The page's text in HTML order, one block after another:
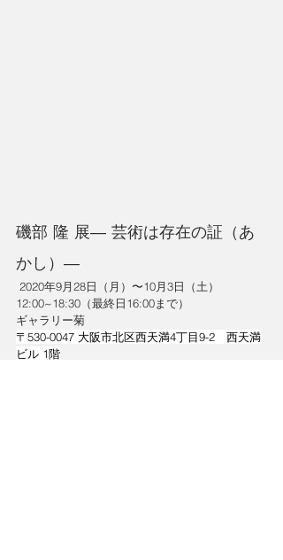
磯部 隆 展― 芸術は存在の証（あ
かし）―
2020年9月28日（月）〜10月3日（土）
12:00~18:30（最終日16:00まで）
ギャラリー菊
〒530-0047 大阪市北区西天満4丁目9-2　西天満
ビル 1階